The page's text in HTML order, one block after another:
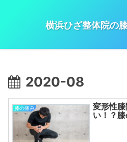
横浜ひざ整体院の
2020-08
膝の痛み
変形性
い！？